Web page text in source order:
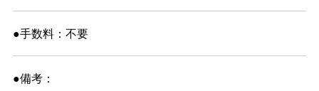
●手数料：不要
●備考：